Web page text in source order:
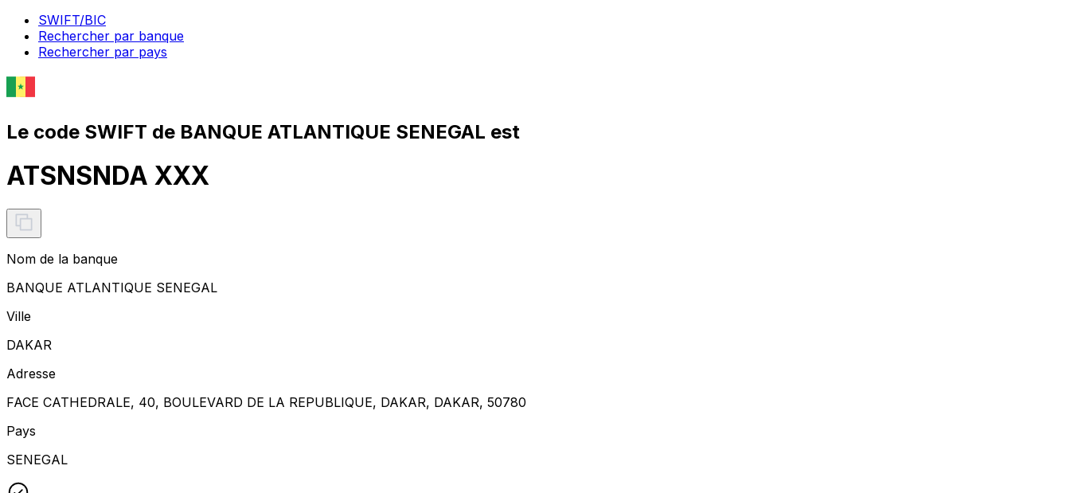
SWIFT/BIC
Rechercher par banque
Rechercher par pays
Le code SWIFT de BANQUE ATLANTIQUE SENEGAL est
ATSNSNDA XXX
Nom de la banque
BANQUE ATLANTIQUE SENEGAL
Ville
DAKAR
Adresse
FACE CATHEDRALE, 40, BOULEVARD DE LA REPUBLIQUE, DAKAR, DAKAR, 50780
Pays
SENEGAL